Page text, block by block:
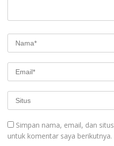
Simpan nama, email, dan
untuk komentar saya berikutnya.